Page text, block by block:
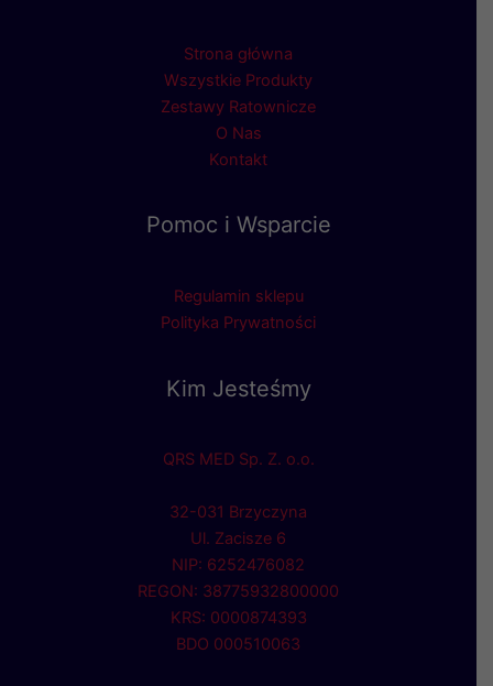
Strona główna
Wszystkie Produkty
Zestawy Ratownicze
O Nas
Kontakt
Pomoc i Wsparcie
Regulamin sklepu
Polityka Prywatności
Kim Jesteśmy
QRS MED Sp. Z. o.o.
32-031 Brzyczyna
Ul. Zacisze 6
NIP: 6252476082
REGON: 38775932800000
KRS: 0000874393
BDO 000510063